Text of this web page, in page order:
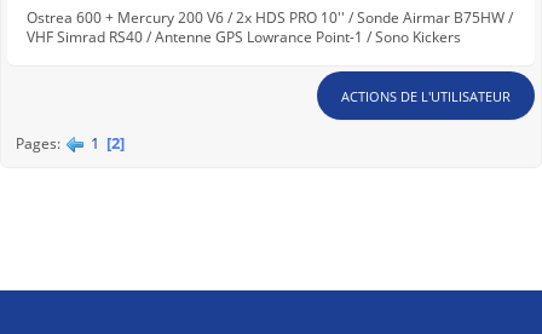
Ostrea 600 + Mercury 200 V6 / 2x HDS PRO 10'' / Sonde Airmar B75HW /
VHF Simrad RS40 / Antenne GPS Lowrance Point-1 / Sono Kickers
ACTIONS DE L'UTILISATEUR
Pages 1 2